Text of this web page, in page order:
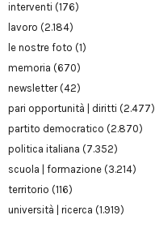
interventi (176)
lavoro (2.184)
le nostre foto (1)
memoria (670)
newsletter(42)
pari opportunità | diritti (2.477)
partito democratico (2.870)
politica italiana (7.352)
scuola | formazione (3.214)
territorio (116)
università | ricerca (1.919)